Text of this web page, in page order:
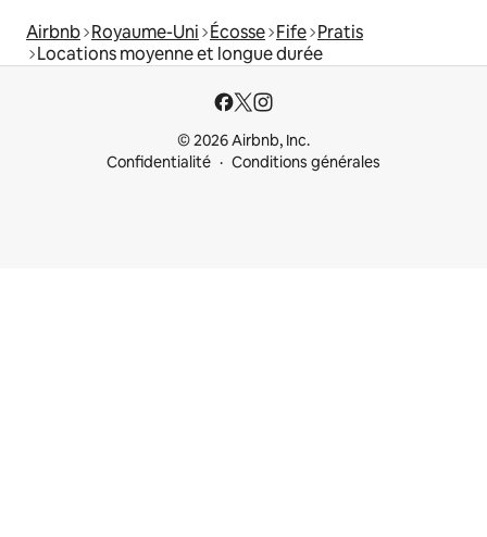
Airbnb Royaume-Uni Écosse Fife Pratis
Locations moyenne et longue durée
© 2026 Airbnb, Inc.
Confidentialité
Conditions générales